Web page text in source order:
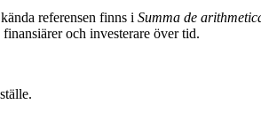
referensen finns i Summa de
och investerare över tid.